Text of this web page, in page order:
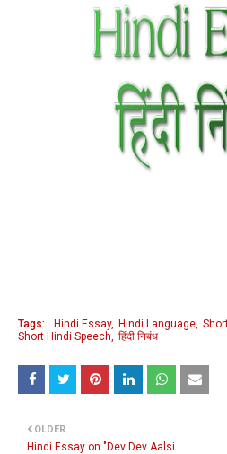
Tags: Hindi Essay Hindi Language
Short Hindi Speech
हिंदी निबंध
OLDER
Hindi Essay on "Dev Dev Aalsi